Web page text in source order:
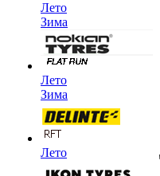
Лето
Зима
Лето
Зима
Лето